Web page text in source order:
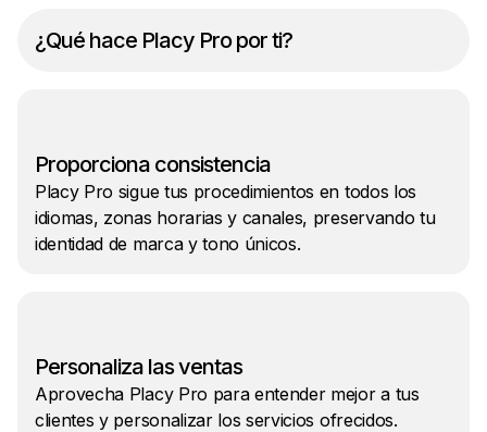
¿Qué hace Placy Pro por ti?
Proporciona consistencia
Placy Pro sigue tus procedimientos en todos los
idiomas, zonas horarias y canales, preservando tu
identidad de marca y tono únicos.
Personaliza las ventas
Aprovecha Placy Pro para entender mejor a tus
clientes y personalizar los servicios ofrecidos.